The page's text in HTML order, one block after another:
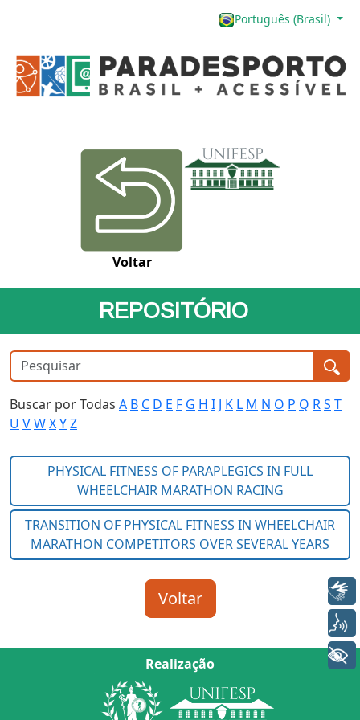
Português (Brasil)
Voltar
REPOSITÓRIO
Buscar por Todas A B C D E F G H I J K L M N O P Q RS T
U VWXYZ
Realização